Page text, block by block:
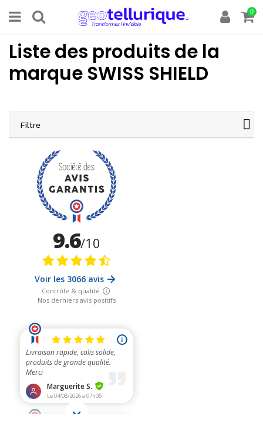
0
Liste des produits de la
marque SWISS SHIELD
Filtre